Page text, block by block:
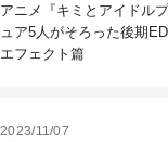
アニメ『キミとアイドル
ュア5人がそろった後期
エフェクト篇
2023/11/07